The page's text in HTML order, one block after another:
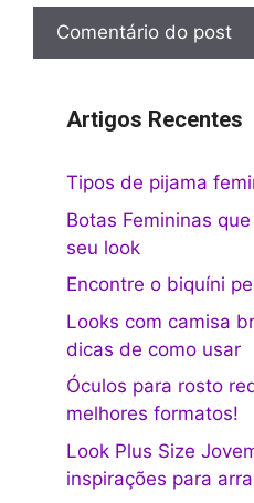
Artigos Recentes
Tipos de pijama
Botas Femininas
seu look
Encontre o biquíni
Looks com camisa
dicas de como usar
Óculos para rosto
melhores formatos!
Look Plus Size
inspirações para